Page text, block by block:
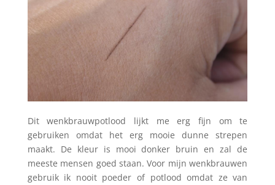
Dit wenkbrauwpotlood lijkt me erg fijn om te
gebruiken omdat het erg mooie dunne strepen
maakt. De kleur is mooi donker bruin en zal de
meeste mensen goed staan. Voor mijn wenkbrauwen
gebruik ik nooit poeder of potlood omdat ze van